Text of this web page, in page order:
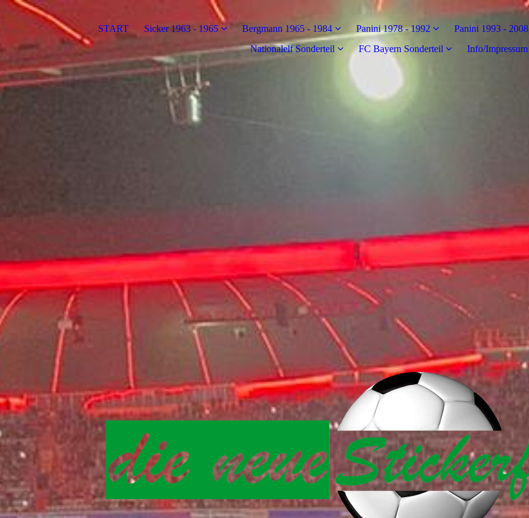
START Sicker 1963 - 1965 Bergmann 1965 - 1984 Panini 1978 - 1992 Panini 1993 - 2008
Nationalelf Sonderteil
FC Bayern Sonderteil Info/Impressum